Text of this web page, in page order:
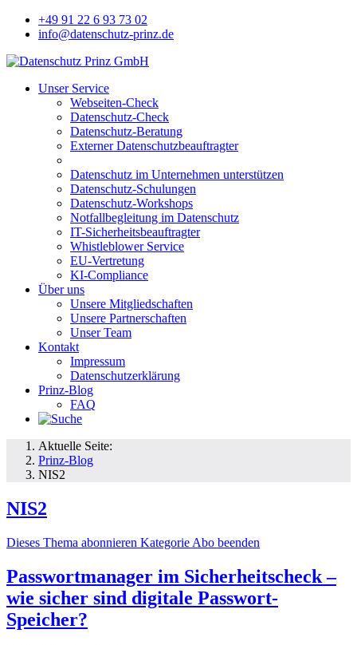
+49 91 22 6 93 73 02
info@datenschutz-prinz.de
Unser Service
Webseiten-Check
Datenschutz-Check
Datenschutz-Beratung
Externer Datenschutzbeauftragter
Datenschutz im Unternehmen unterstützen
Datenschutz-Schulungen
Datenschutz-Workshops
Notfallbegleitung im Datenschutz
IT-Sicherheitsbeauftragter
Whistleblower Service
EU-Vertretung
KI-Compliance
Über uns
Unsere Mitgliedschaften
Unsere Partnerschaften
Unser Team
Kontakt
Impressum
Datenschutzerklärung
Prinz-Blog
FAQ
Aktuelle Seite:
Prinz-Blog
NIS2
NIS2
Dieses Thema abonnieren Kategorie Abo beenden
Passwortmanager im Sicherheitscheck –
wie sicher sind digitale Passwort-
Speicher?